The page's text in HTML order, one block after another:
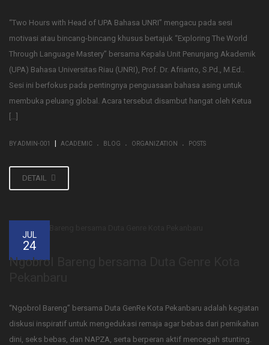
“Two Hours with Head of UPA Bahasa UNRI” mengacu pada sesi
motivasi atau bincang-bincang khusus bertajuk “Exploring The World
Through Language Mastery” bersama Kepala Unit Penunjang Akademik
(UPA) Bahasa Universitas Riau (UNRI), Prof. Dr. Afrianto, S.Pd., M.Ed..
Sesi ini berfokus pada pentingnya penguasaan bahasa asing untuk
membuka peluang global. Acara tersebut disambut hangat oleh Ketua
[…]
BY ADMIN-001 | ACADEMIC . BLOG . ORGANIZATION . POSTS
DETAIL
JUL
24
Ngobrol Bareng bersama Duta Genre Kota
“Ngobrol Bareng” bersama Duta GenRe Kota Pekanbaru adalah kegiatan
diskusi inspiratif untuk mengedukasi remaja agar bebas dari pernikahan
dini, seks bebas, dan NAPZA, serta berperan aktif mencegah stunting.